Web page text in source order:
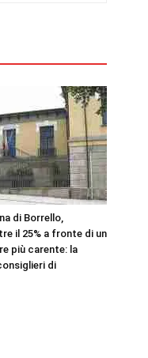
di Borrello,
il 25% a fronte di un
più carente: la
di